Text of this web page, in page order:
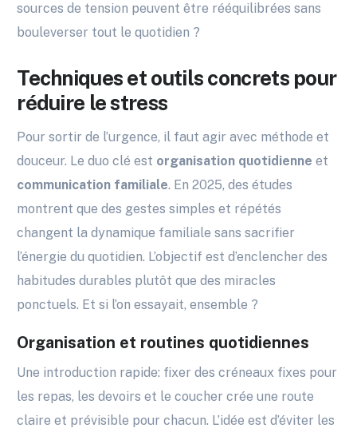
sources de tension peuvent être rééquilibrées sans
bouleverser tout le quotidien ?
Techniques et outils concrets pour
réduire le stress
Pour sortir de l’urgence, il faut agir avec méthode et
douceur. Le duo clé est organisation quotidienne et
communication familiale. En 2025, des études
montrent que des gestes simples et répétés
changent la dynamique familiale sans sacrifier
l’énergie du quotidien. L’objectif est d’enclencher des
habitudes durables plutôt que des miracles
ponctuels. Et si l’on essayait, ensemble ?
Organisation et routines quotidiennes
Une introduction rapide: fixer des créneaux fixes pour
les repas, les devoirs et le coucher crée une route
claire et prévisible pour chacun. L’idée est d’éviter les